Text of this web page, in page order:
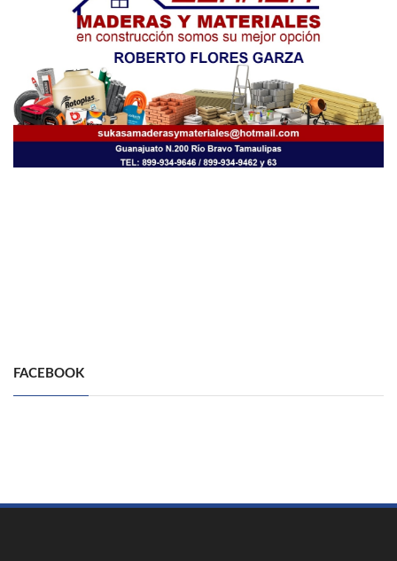
FACEBOOK